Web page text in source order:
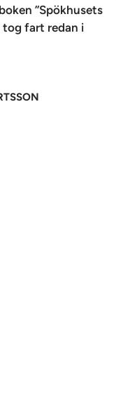
”Spökhusets
tog fart redan i